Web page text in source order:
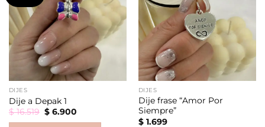
DIJES
Dije a Depak 1
$16.519 Original
price
$6.900Current
DIJES
Dije frase “Amor Por
Siempre”
$1.699